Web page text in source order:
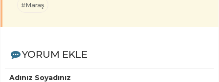
#Maraş
YORUM EKLE
Adınız Soyadınız